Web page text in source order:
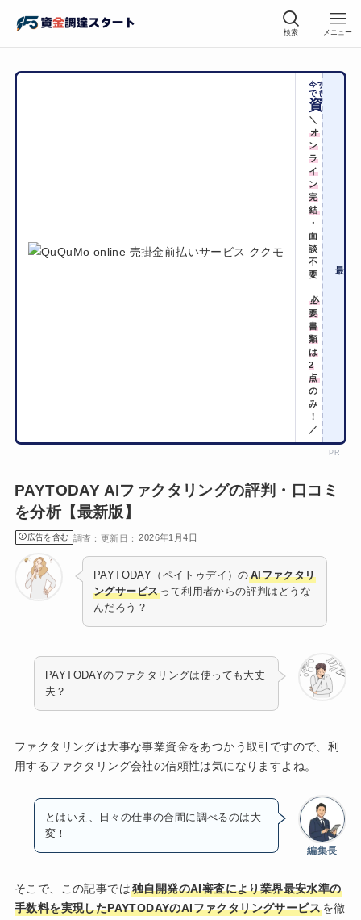
検索 メニュー
今すぐに
でも
資金化
＼
オ
ン
ラ
イ
ン
完
結
・
面
談
不
要
必
要
書
類
は
2
点
の
み
！
／
最短
PR
PAYTODAY AIファクタリングの評判・口コミ
を分析【最新版】
広告を含む 2026年1月4日
PAYTODAY（ペイトゥデイ）のAIファクタリ
ングサービス って利用者からの評判はどうな
んだろう？
PAYTODAYのファクタリングは使っても大丈
夫？
ファクタリングは大事な事業資金をあつかう取引ですので、利
用するファクタリング会社の信頼性は気になりますよね。
編集長
とはいえ、日々の仕事の合間に調べるのは大
変！
そこで、この記事では独自開発のAI審査により業界最安水準の
手数料を実現したPAYTODAYのAIファクタリングサービスを徹